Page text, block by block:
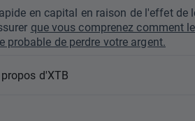
en capital en raison de l'effet de
que vous comprenez comment
probable de perdre votre argent.
d'XTB